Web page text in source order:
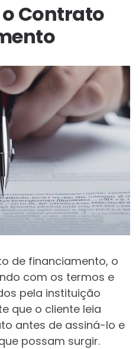
Contrato
de financiamento, o
com os termos e
pela instituição
que o cliente leia
antes de assiná-lo e
possam surgir.